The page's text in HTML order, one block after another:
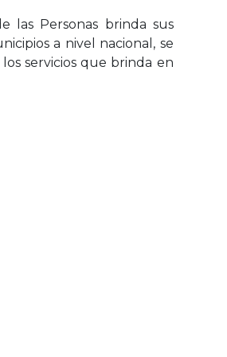
las Personas brinda sus
a nivel nacional, se
servicios que brinda en